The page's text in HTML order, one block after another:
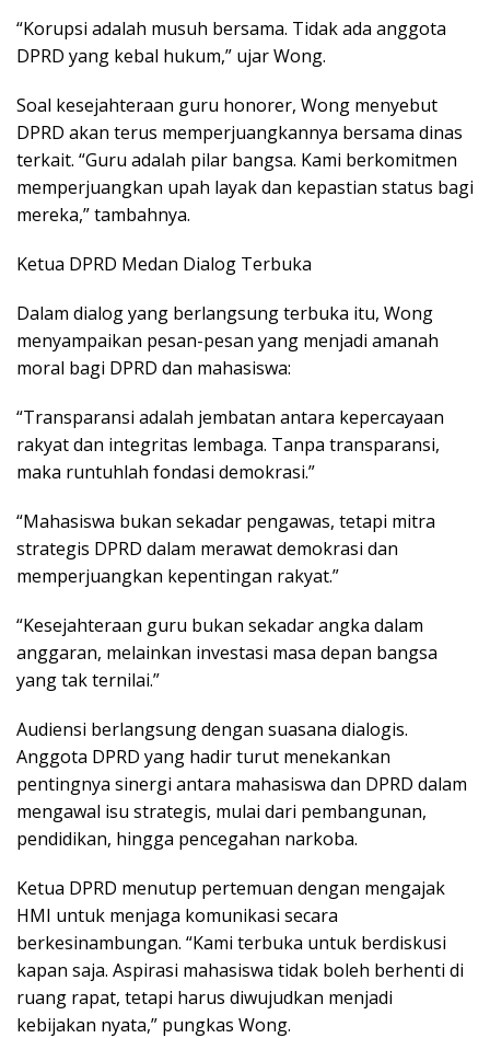
“Korupsi adalah musuh bersama. Tidak ada anggota
DPRD yang kebal hukum,” ujar Wong.
Soal kesejahteraan guru honorer, Wong menyebut
DPRD akan terus memperjuangkannya bersama dinas
terkait. “Guru adalah pilar bangsa. Kami berkomitmen
memperjuangkan upah layak dan kepastian status bagi
mereka,” tambahnya.
Ketua DPRD Medan Dialog Terbuka
Dalam dialog yang berlangsung terbuka itu, Wong
menyampaikan pesan-pesan yang menjadi amanah
moral bagi DPRD dan mahasiswa:
“Transparansi adalah jembatan antara kepercayaan
rakyat dan integritas lembaga. Tanpa transparansi,
maka runtuhlah fondasi demokrasi.”
“Mahasiswa bukan sekadar pengawas, tetapi mitra
strategis DPRD dalam merawat demokrasi dan
memperjuangkan kepentingan rakyat.”
“Kesejahteraan guru bukan sekadar angka dalam
anggaran, melainkan investasi masa depan bangsa
yang tak ternilai.”
Audiensi berlangsung dengan suasana dialogis.
Anggota DPRD yang hadir turut menekankan
pentingnya sinergi antara mahasiswa dan DPRD dalam
mengawal isu strategis, mulai dari pembangunan,
pendidikan, hingga pencegahan narkoba.
Ketua DPRD menutup pertemuan dengan mengajak
HMI untuk menjaga komunikasi secara
berkesinambungan. “Kami terbuka untuk berdiskusi
kapan saja. Aspirasi mahasiswa tidak boleh berhenti di
ruang rapat, tetapi harus diwujudkan menjadi
kebijakan nyata,” pungkas Wong.